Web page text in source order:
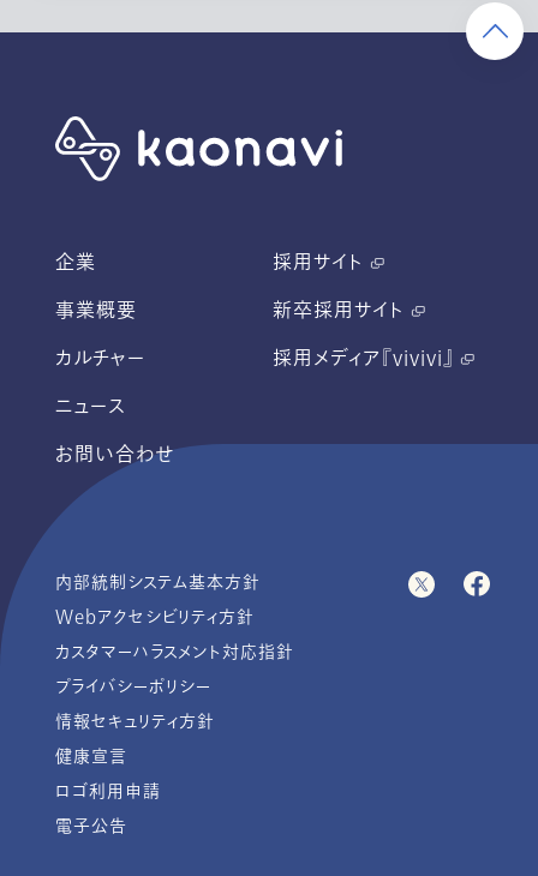
企業
事業概要
カルチャー
ニュース
お問い合わせ
採用サイト
新卒採用サイト
採用メディア『vivivi』
内部統制システム基本方針
Webアクセシビリティ方針
カスタマーハラスメント対応指針
プライバシーポリシー
情報セキュリティ方針
健康宣言
ロゴ利用申請
電子公告